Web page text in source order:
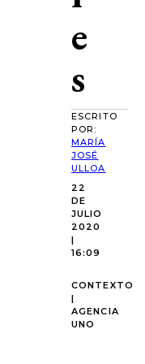
e
s
ESCRITO
POR:
MARÍA
JOSÉ
ULLOA
22
DE
JULIO
2020
|
16:09
CONTEXTO
|
AGENCIA
UNO